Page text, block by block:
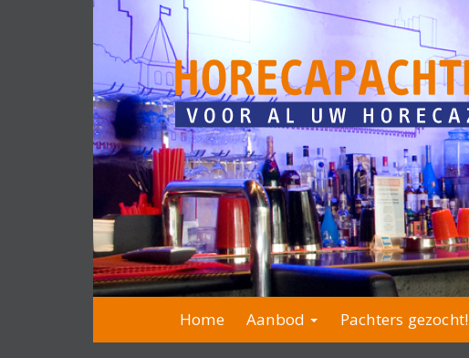
Home Aanbod Pachters gezocht!